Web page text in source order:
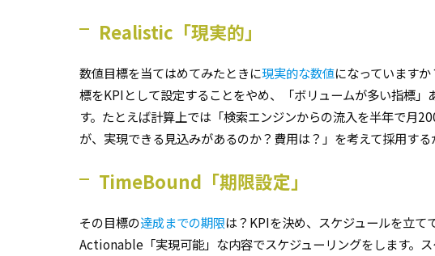
Realistic「現実的」
数値目標を当てはめてみたときに現実的な数値になっています
標をKPIとして設定することをやめ、「ボリュームが多い指標
す。たとえば計算上では「検索エンジンからの流入を半年で月
が、実現できる見込みがあるのか？費用は？」を考えて採用する
TimeBound「期限設定」
その目標の達成までの期限は？KPIを決め、スケジュールを立て
Actionable「実現可能」な内容でスケジューリングをします。